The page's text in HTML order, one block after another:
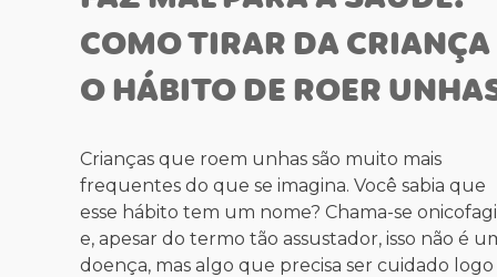
COMO TIRAR DA CRIANÇA
O HÁBITO DE ROER
Crianças que roem unhas são muito mais
frequentes do que se imagina. Você sabia que
esse hábito tem um nome? Chama-se
e, apesar do termo tão assustador, isso não é
doença, mas algo que precisa ser cuidado logo